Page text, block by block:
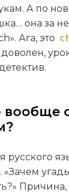
А по
она за
Ага, это
вообще
русского
«Зачем
Причина,